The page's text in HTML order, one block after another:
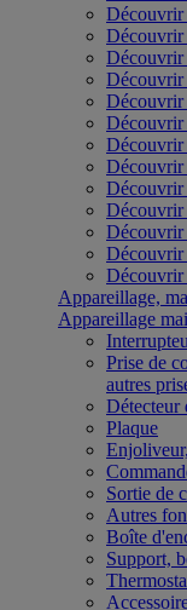
Découvrir
Découvrir
Découvrir
Découvrir
Appareillage,
Appareillage
Prise de
autres
Détecteur
Plaque
Sortie de
Autres
Boîte
Support,